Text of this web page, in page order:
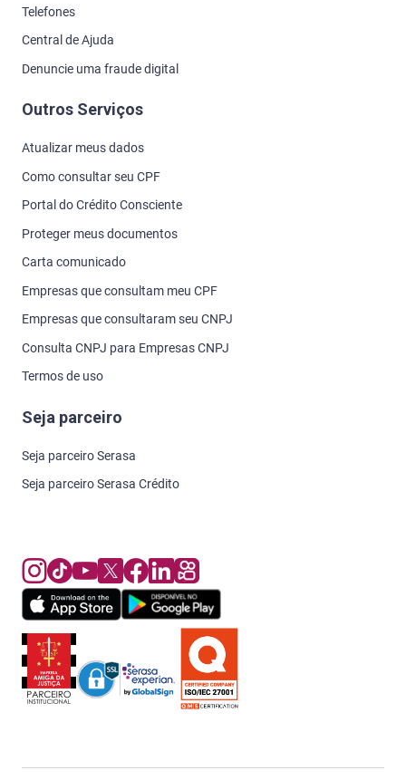
Telefones
Central de Ajuda
Denuncie uma fraude digital
Outros Serviços
Atualizar meus dados
Como consultar seu CPF
Portal do Crédito Consciente
Proteger meus documentos
Carta comunicado
Empresas que consultam meu CPF
Empresas que consultaram seu CNPJ
Consulta CNPJ para Empresas CNPJ
Termos de uso
Seja parceiro
Seja parceiro Serasa
Seja parceiro Serasa Crédito